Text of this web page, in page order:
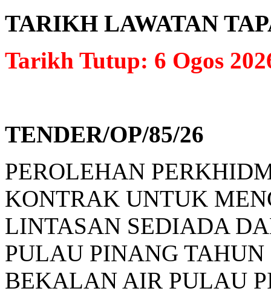
TARIKH LAWATAN
Tarikh Tutup: 6 Ogos
TENDER/OP/85/26
PEROLEHAN
KONTRAK UNTUK
LINTASAN SEDIADA
PULAU PINANG
BEKALAN AIR PULAU